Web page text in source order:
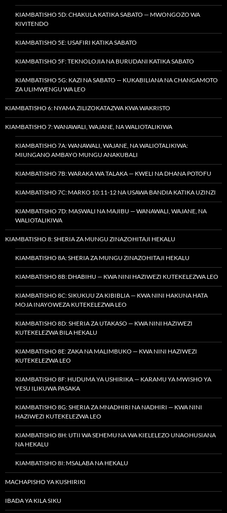
KIAMBATISHO 5D: CHAKULA KATIKA SABATO — MWONGOZO WA
KIVITENDO
KIAMBATISHO 5E: USAFIRI KATIKA SABATO
KIAMBATISHO 5F: TEKNOLOJIA NA BURUDANI KATIKA SABATO
KIAMBATISHO 5G: KAZI NA SABATO — KUKABILIANA NA CHANGAMOTO
ZA ULIMWENGU WA LEO
KIAMBATISHO 6: NYAMA ZILIZOKATAZWA KWA WAKRISTO
KIAMBATISHO 7: WANAWALI, WAJANE, NA WALIOTALIKIWA
KIAMBATISHO 7A: WANAWALI, WAJANE, NA WALIOTALIKIWA:
MIUNGANO AMBAYO MUNGU ANAKUBALI
KIAMBATISHO 7B: WARAKA WA TALAKA — KWELI NA DHANA POTOFU
KIAMBATISHO 7C: MARKO 10:11-12 NA USAWA BANDIA KATIKA UZINZI
KIAMBATISHO 7D: MASWALI NA MAJIBU — WANAWALI, WAJANE, NA
WALIOTALIKIWA
KIAMBATISHO 8: SHERIA ZA MUNGU ZINAZOHITAJI HEKALU
KIAMBATISHO 8A: SHERIA ZA MUNGU ZINAZOHITAJI HEKALU
KIAMBATISHO 8B: DHABIHU — KWA NINI HAZIWEZI KUTEKELEZWA LEO
KIAMBATISHO 8C: SIKUKUU ZA KIBIBLIA — KWA NINI HAKUNA HATA
MOJA INAYOWEZA KUTEKELEZWA LEO
KIAMBATISHO 8D: SHERIA ZA UTAKASO — KWA NINI HAZIWEZI
KUTEKELEZWA BILA HEKALU
KIAMBATISHO 8E: ZAKA NA MALIMBUKO — KWA NINI HAZIWEZI
KUTEKELEZWA LEO
KIAMBATISHO 8F: HUDUMA YA USHIRIKA — KARAMU YA MWISHO YA
YESU ILIKUWA PASAKA
KIAMBATISHO 8G: SHERIA ZA MNADHIRI NA NADHIRI — KWA NINI
HAZIWEZI KUTEKELEZWA LEO
KIAMBATISHO 8H: UTII WA SEHEMU NA WA KIELELEZO UNAOHUSIANA
NA HEKALU
KIAMBATISHO 8I: MSALABA NA HEKALU
MACHAPISHO YA KUSHIRIKI
IBADA YA KILA SIKU